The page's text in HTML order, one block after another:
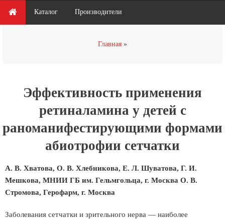
Главное меню
Каталог Производители
Главная
Эффективность применения
ретиналамина у детей с
раноманифестирующими формами
абиотрофии сетчатки
А. В. Хватова, О. В. Хлебникова, Е. Л. Шуватова, Г. И.
Мешкова, МНИИ ГБ им. Гельмгольца, г. Москва О. В.
Стромова, Герофарм, г. Москва
Заболевания сетчатки и зрительного нерва — наиболее